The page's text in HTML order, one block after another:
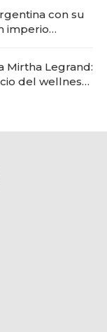
con su
imperio
Mirtha Legrand:
del wellness